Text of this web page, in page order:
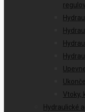
Vtoky,
Hydraulické